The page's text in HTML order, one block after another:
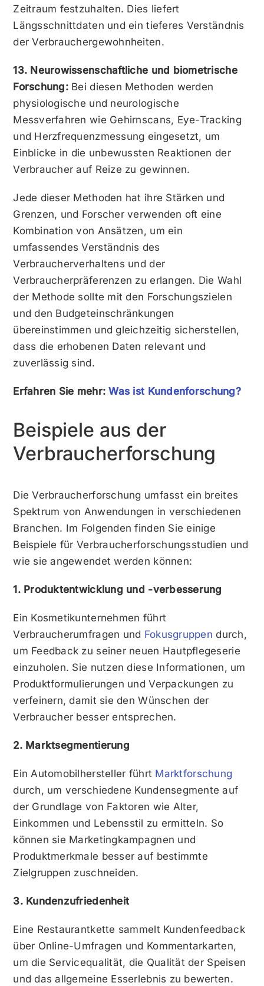
Zeitraum festzuhalten. Dies liefert
Längsschnittdaten und ein tieferes Verständnis
der Verbrauchergewohnheiten.
13. Neurowissenschaftliche und biometrische
Forschung:Bei diesen Methoden werden
physiologische und neurologische
Messverfahren wie Gehirnscans, Eye-Tracking
und Herzfrequenzmessung eingesetzt, um
Einblicke in die unbewussten Reaktionen der
Verbraucher auf Reize zu gewinnen.
Jede dieser Methoden hat ihre Stärken und
Grenzen, und Forscher verwenden oft eine
Kombination von Ansätzen, um ein
umfassendes Verständnis des
Verbraucherverhaltens und der
Verbraucherpräferenzen zu erlangen. Die Wahl
der Methode sollte mit den Forschungszielen
und den Budgeteinschränkungen
übereinstimmen und gleichzeitig sicherstellen,
dass die erhobenen Daten relevant und
zuverlässig sind.
Erfahren Sie mehr:Was ist Kundenforschung?
Beispiele aus der
Verbraucherforschung
Die Verbraucherforschung umfasst ein breites
Spektrum von Anwendungen in verschiedenen
Branchen. Im Folgenden finden Sie einige
Beispiele für Verbraucherforschungsstudien und
wie sie angewendet werden können:
1. Produktentwicklung und -verbesserung
Ein Kosmetikunternehmen führt
Verbraucherumfragen und Fokusgruppen durch,
um Feedback zu seiner neuen Hautpflegeserie
einzuholen. Sie nutzen diese Informationen, um
Produktformulierungen und Verpackungen zu
verfeinern, damit sie den Wünschen der
Verbraucher besser entsprechen.
2. Marktsegmentierung
Ein Automobilhersteller führt Marktforschung
durch, um verschiedene Kundensegmente auf
der Grundlage von Faktoren wie Alter,
Einkommen und Lebensstil zu ermitteln. So
können sie Marketingkampagnen und
Produktmerkmale besser auf bestimmte
Zielgruppen zuschneiden.
3. Kundenzufriedenheit
Eine Restaurantkette sammelt Kundenfeedback
über Online-Umfragen und Kommentarkarten,
um die Servicequalität, die Qualität der Speisen
und das allgemeine Esserlebnis zu bewerten.